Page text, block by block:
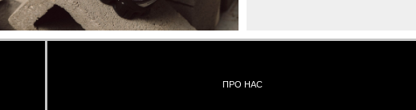
ОПЛАТА ТА ДОСТАВКА
ПОЛІТИКА КОНФІДЕНЦІЙНОСТІ